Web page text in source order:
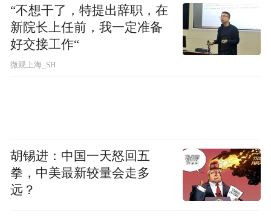
“不想干了，特提出辞职，在
新院长上任前，我一定准备
好交接工作“
微观上海_SH
胡锡进：中国一天怒回五
拳，中美最新较量会走多
远？